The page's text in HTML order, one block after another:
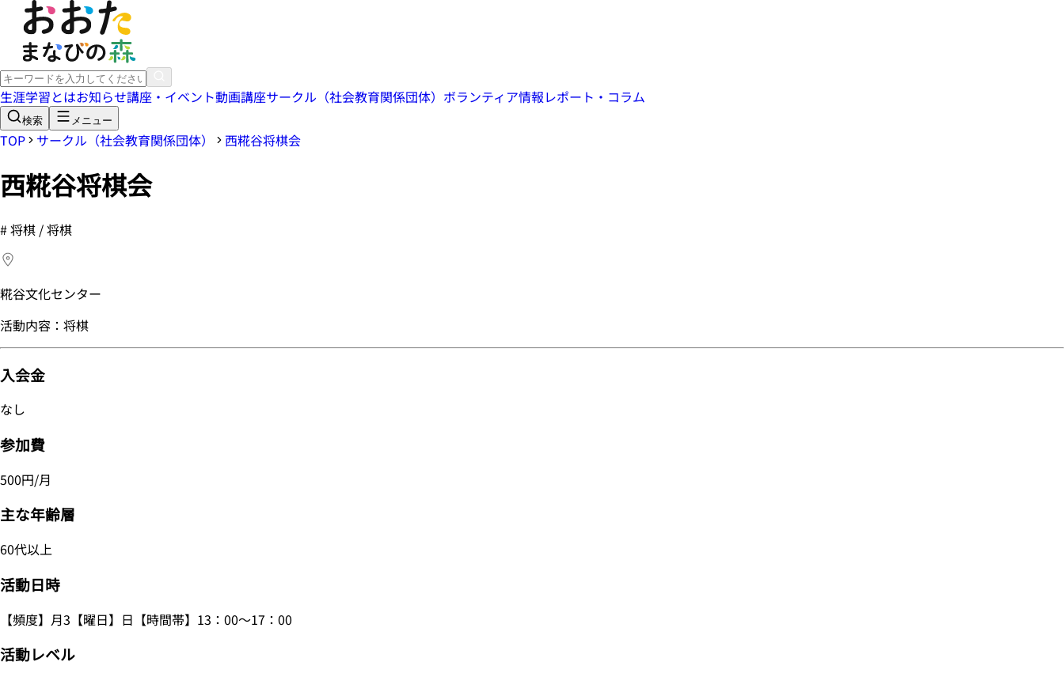
生涯学習とはお知らせ講座・イベント動画講座サークル（社会教育関係団体） ボランティア情報レポート・コラム
検索 メニュー
TOP サークル（社会教育関係団体） 西糀谷将棋会
西糀谷将棋会
#将棋 / 将棋
糀谷文化センター
活動内容：将棋
入会金
なし
参加費
500円/月
主な年齢層
60代以上
活動日時
【頻度】月3【曜日】日【時間帯】13：00～17：00
活動レベル